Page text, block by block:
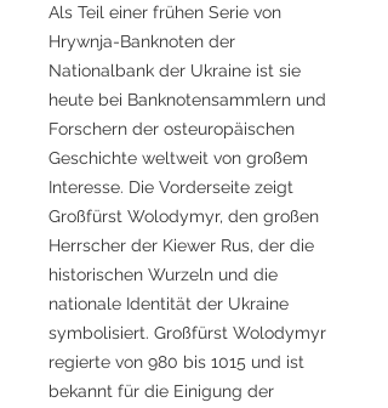
Als Teil einer frühen Serie von
Hrywnja-Banknoten der
Nationalbank der Ukraine ist sie
heute bei Banknotensammlern und
Forschern der osteuropäischen
Geschichte weltweit von großem
Interesse. Die Vorderseite zeigt
Großfürst Wolodymyr, den großen
Herrscher der Kiewer Rus, der die
historischen Wurzeln und die
nationale Identität der Ukraine
symbolisiert. Großfürst Wolodymyr
regierte von 980 bis 1015 und ist
bekannt für die Einigung der